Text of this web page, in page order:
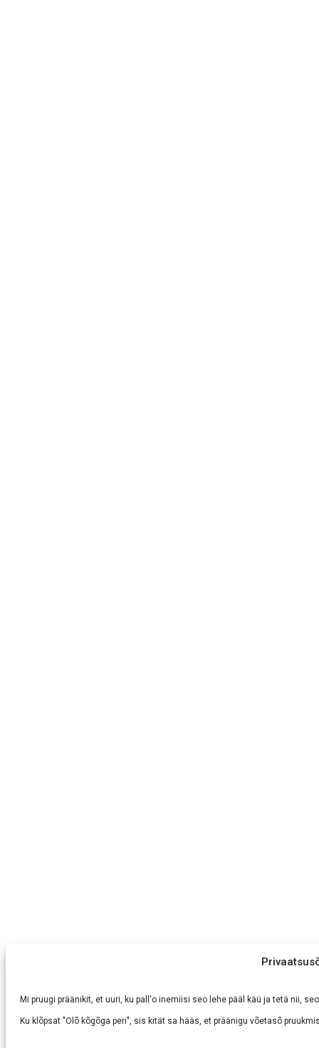
Mi pruugi präänikit, et uuri, ku pall'o inemiisi seo lehe pääl käü ja tetä nii,
Ku klõpsat "Olõ kõgõga peri", sis kität sa hääs, et präänigu võetasõ